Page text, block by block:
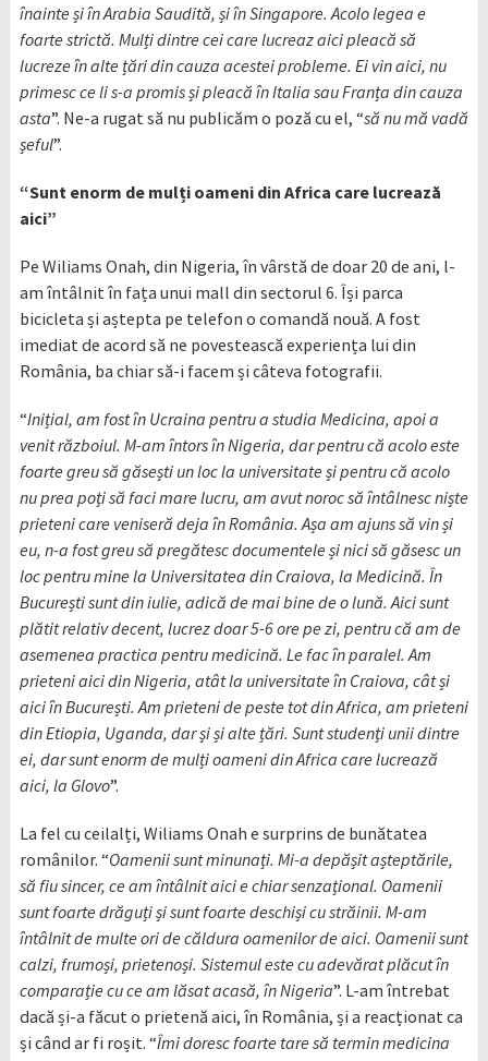
înainte și în Arabia Saudită, și în Singapore. Acolo legea e
foarte strictă. Mulți dintre cei care lucreaz aici pleacă să
lucreze în alte țări din cauza acestei probleme. Ei vin aici, nu
primesc ce li s-a promis și pleacă în Italia sau Franța din cauza
asta”. Ne-a rugat să nu publicăm o poză cu el, “să nu mă vadă
șeful”.
“Sunt enorm de mulți oameni din Africa care lucrează
aici”
Pe Wiliams Onah, din Nigeria, în vârstă de doar 20 de ani, l-
am întâlnit în fața unui mall din sectorul 6. Își parca
bicicleta și aștepta pe telefon o comandă nouă. A fost
imediat de acord să ne povestească experiența lui din
România, ba chiar să-i facem și câteva fotografii.
“Inițial, am fost în Ucraina pentru a studia Medicina, apoi a
venit războiul. M-am întors în Nigeria, dar pentru că acolo este
foarte greu să găsești un loc la universitate și pentru că acolo
nu prea poți să faci mare lucru, am avut noroc să întâlnesc niște
prieteni care veniseră deja în România. Așa am ajuns să vin și
eu, n-a fost greu să pregătesc documentele și nici să găsesc un
loc pentru mine la Universitatea din Craiova, la Medicină. În
București sunt din iulie, adică de mai bine de o lună. Aici sunt
plătit relativ decent, lucrez doar 5-6 ore pe zi, pentru că am de
asemenea practica pentru medicină. Le fac în paralel. Am
prieteni aici din Nigeria, atât la universitate în Craiova, cât și
aici în București. Am prieteni de peste tot din Africa, am prieteni
din Etiopia, Uganda, dar și și alte țări. Sunt studenți unii dintre
ei, dar sunt enorm de mulți oameni din Africa care lucrează
aici, la Glovo”.
La fel cu ceilalți, Wiliams Onah e surprins de bunătatea
românilor. “Oamenii sunt minunați. Mi-a depășit așteptările,
să fiu sincer, ce am întâlnit aici e chiar senzațional. Oamenii
sunt foarte drăguți și sunt foarte deschiși cu străinii. M-am
întâlnit de multe ori de căldura oamenilor de aici. Oamenii sunt
calzi, frumoși, prietenoși. Sistemul este cu adevărat plăcut în
comparație cu ce am lăsat acasă, în Nigeria”. L-am întrebat
dacă și-a făcut o prietenă aici, în România, și a reacționat ca
și când ar fi roșit. “Îmi doresc foarte tare să termin medicina